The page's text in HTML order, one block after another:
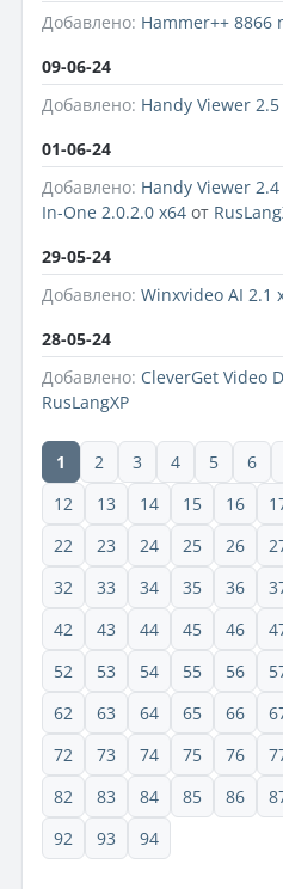
Добавлено: Hammer++ 8866
09-06-24
Добавлено: Handy Viewer 2.5
01-06-24
Добавлено: Handy Viewer 2.4
In-One 2.0.2.0 x64 от
29-05-24
Добавлено: Winxvideo AI 2.1
28-05-24
Добавлено: CleverGet Video
RusLangXP
1 2 3 4 5 6
12
13 14 15 16
22
23 24 25 26
32
33 34 35 36
42
43 44 45 46
52
53 54 55 56
62
63 64 65 66
72
73 74 75 76
82
83 84 85 86
92
93 94